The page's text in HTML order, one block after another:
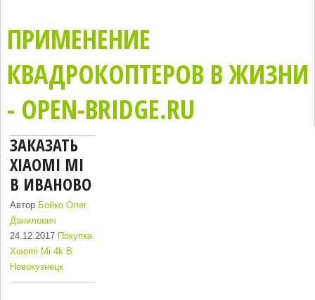
ПРИМЕНЕНИЕ
КВАДРОКОПТЕРОВ В ЖИЗНИ
- OPEN-BRIDGE.RU
ЗАКАЗАТЬ
XIAOMI MI
В ИВАНОВО
Автор Бойко Олег
Данилович
24.12.2017 Покупка
Xiaomi Mi 4k В
Новокузнецк